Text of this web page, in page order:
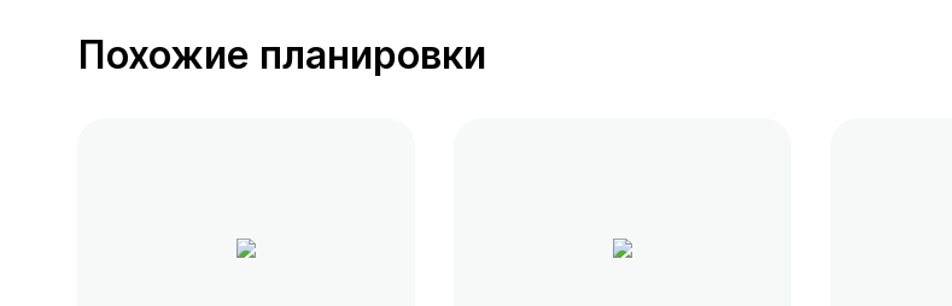
Похожие планировки